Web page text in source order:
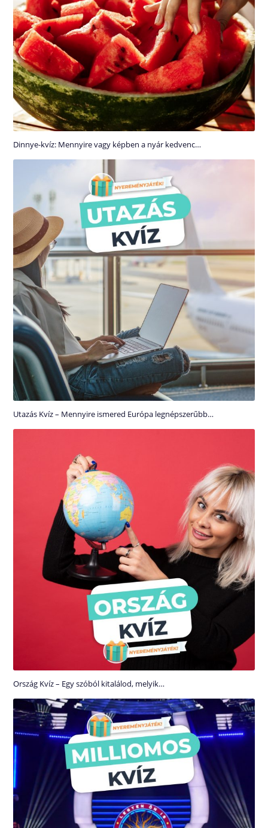
Dinnye-kvíz: Mennyire vagy képben a nyár kedvenc…
Utazás Kvíz – Mennyire ismered Európa legnépszerűbb…
Ország Kvíz – Egy szóból kitalálod, melyik…